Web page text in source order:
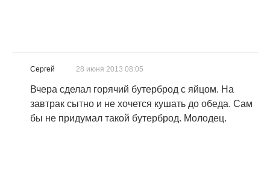
Сергей 28 июня 2013 08:05
Вчера сделал горячий бутерброд с яйцом. На
завтрак сытно и не хочется кушать до обеда. Сам
бы не придумал такой бутерброд. Молодец.